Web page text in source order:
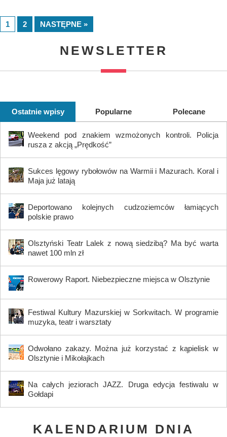
1 2 NASTĘPNE »
NEWSLETTER
Ostatnie wpisy Popularne Polecane
Weekend pod znakiem wzmożonych kontroli. Policja
rusza z akcją „Prędkość”
Sukces lęgowy rybołowów na Warmii i Mazurach. Koral i
Maja już latają
Deportowano kolejnych cudzoziemców łamiących
polskie prawo
Olsztyński Teatr Lalek z nową siedzibą? Ma być warta
nawet 100 mln zł
Rowerowy Raport. Niebezpieczne miejsca w Olsztynie
Festiwal Kultury Mazurskiej w Sorkwitach. W programie
muzyka, teatr i warsztaty
Odwołano zakazy. Można już korzystać z kąpielisk w
Olsztynie i Mikołajkach
Na całych jeziorach JAZZ. Druga edycja festiwalu w
Gołdapi
KALENDARIUM DNIA